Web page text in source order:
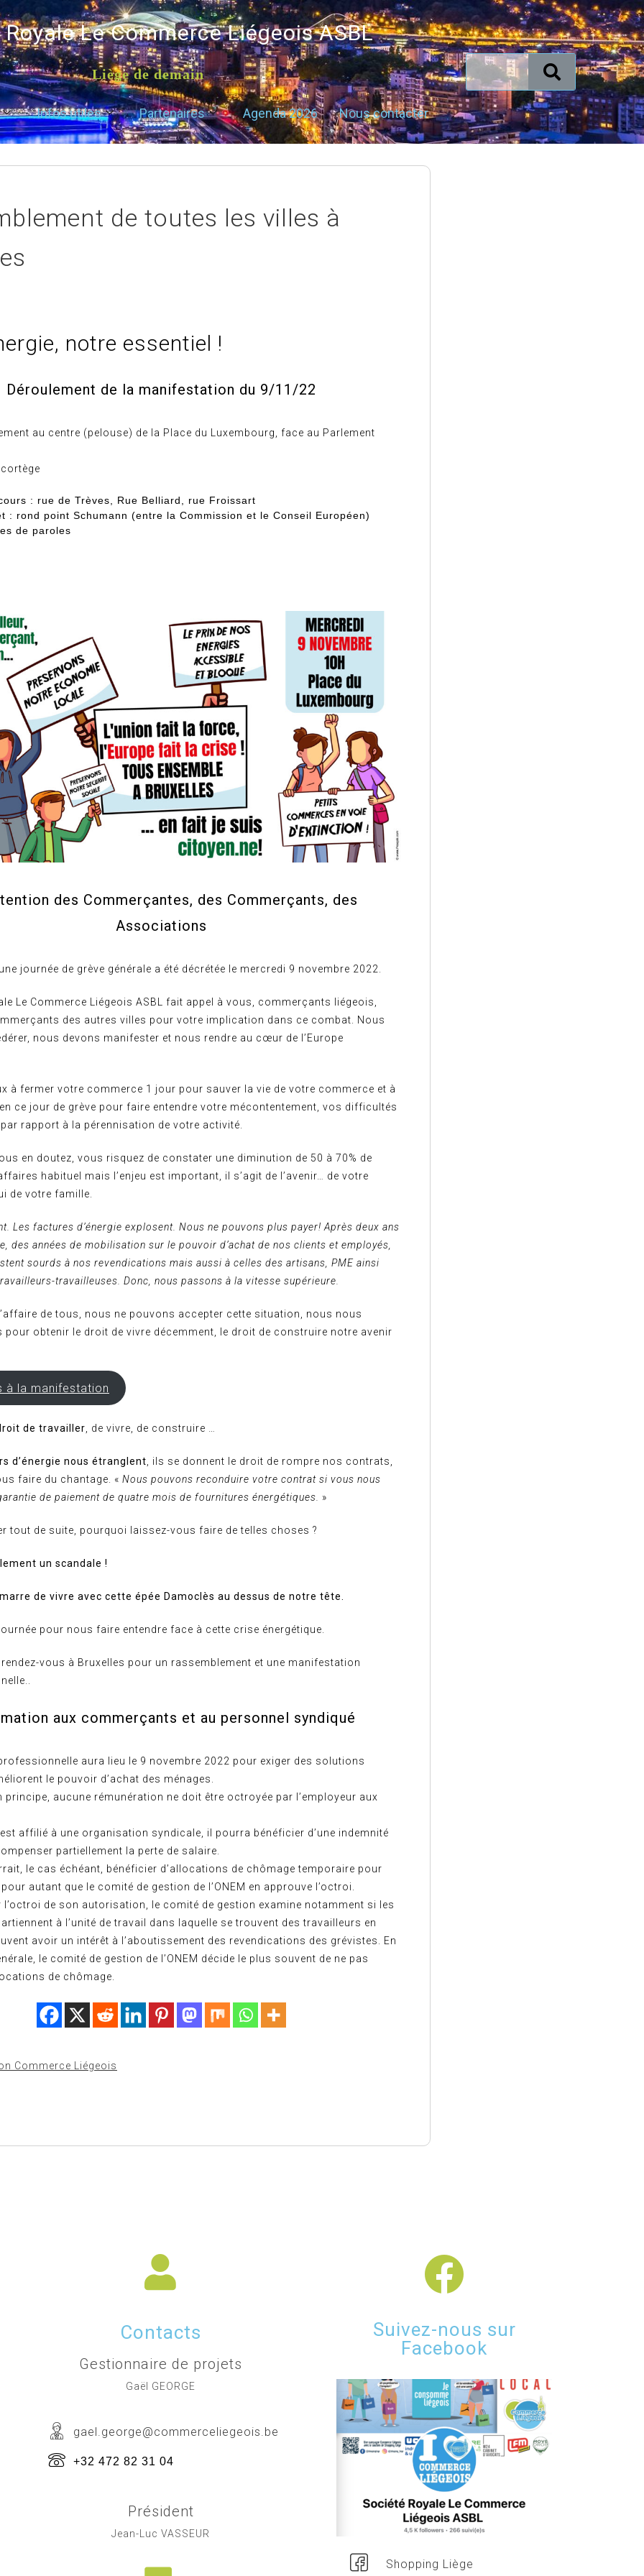
Le Commerce Liégeois ASBL
Liège de demain
Infos utiles Partenaires Agenda 2026 Nous contacter
de toutes les villes à
notre essentiel !
Déroulement de la manifestation du 9/11/22
au centre (pelouse) de la Place du Luxembourg, face au Parlement
: rue de Trèves, Rue Belliard, rue Froissart
: rond point Schumann (entre la Commission et le Conseil Européen)
de paroles
des Commerçantes, des Commerçants, des
Associations
journée de grève générale a été décrétée le mercredi 9 novembre 2022.
Le Commerce Liégeois ASBL fait appel à vous, commerçants liégeois,
des autres villes pour votre implication dans ce combat. Nous
nous devons manifester et nous rendre au cœur de l’Europe
à fermer votre commerce 1 jour pour sauver la vie de votre commerce et à
ce jour de grève pour faire entendre votre mécontentement, vos difficultés
rapport à la pérennisation de votre activité.
en doutez, vous risquez de constater une diminution de 50 à 70% de
habituel mais l’enjeu est important, il s’agit de l’avenir… de votre
de votre famille.
Les factures d’énergie explosent. Nous ne pouvons plus payer! Après deux ans
des années de mobilisation sur le pouvoir d’achat de nos clients et employés,
sourds à nos revendications mais aussi à celles des artisans, PME ainsi
travailleuses. Donc, nous passons à la vitesse supérieure.
de tous, nous ne pouvons accepter cette situation, nous nous
pour obtenir le droit de vivre décemment, le droit de construire notre avenir
à la manifestation
de travailler, de vivre, de construire …
d’énergie nous étranglent, ils se donnent le droit de rompre nos contrats,
faire du chantage. « Nous pouvons reconduire votre contrat si vous nous
de paiement de quatre mois de fournitures énergétiques. »
tout de suite, pourquoi laissez-vous faire de telles choses ?
un scandale !
de vivre avec cette épée Damoclès au dessus de notre tête.
pour nous faire entendre face à cette crise énergétique.
vous à Bruxelles pour un rassemblement et une manifestation
aux commerçants et au personnel syndiqué
aura lieu le 9 novembre 2022 pour exiger des solutions
le pouvoir d’achat des ménages.
principe, aucune rémunération ne doit être octroyée par l’employeur aux
affilié à une organisation syndicale, il pourra bénéficier d’une indemnité
partiellement la perte de salaire.
le cas échéant, bénéficier d’allocations de chômage temporaire pour
autant que le comité de gestion de l’ONEM en approuve l’octroi.
l’octroi de son autorisation, le comité de gestion examine notamment si les
à l’unité de travail dans laquelle se trouvent des travailleurs en
avoir un intérêt à l’aboutissement des revendications des grévistes. En
le comité de gestion de l’ONEM décide le plus souvent de ne pas
de chômage.
Commerce Liégeois
Contacts
Gestionnaire de projets
Gaël GEORGE
gael.george@commerceliegeois.be
+32 472 82 31 04
Président
Jean-Luc VASSEUR
Suivez-nous sur
Facebook
Shopping Liège